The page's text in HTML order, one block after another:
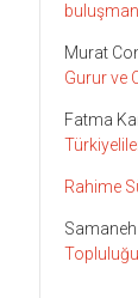
Murat
Gurur ve
Fatma
Rahime